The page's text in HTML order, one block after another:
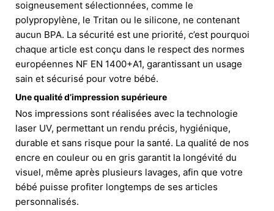
soigneusement sélectionnées, comme le
polypropylène, le Tritan ou le silicone, ne contenant
aucun BPA. La sécurité est une priorité, c’est pourquoi
chaque article est conçu dans le respect des normes
européennes NF EN 1400+A1, garantissant un usage
sain et sécurisé pour votre bébé.
Une qualité d’impression supérieure
Nos impressions sont réalisées avec la technologie
laser UV, permettant un rendu précis, hygiénique,
durable et sans risque pour la santé. La qualité de nos
encre en couleur ou en gris garantit la longévité du
visuel, même après plusieurs lavages, afin que votre
bébé puisse profiter longtemps de ses articles
personnalisés.